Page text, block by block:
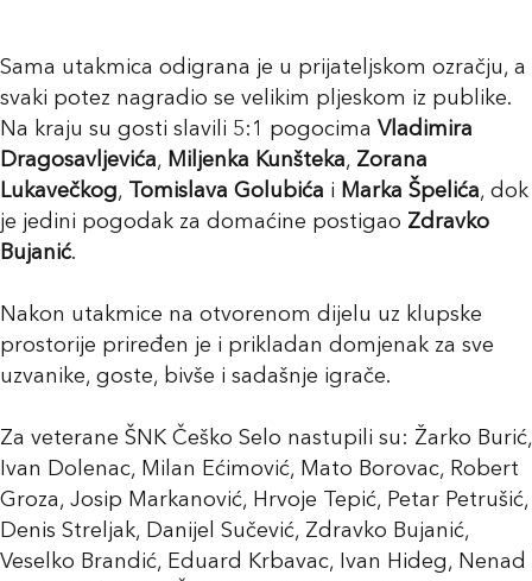
Sama utakmica odigrana je u prijateljskom ozračju, a
svaki potez nagradio se velikim pljeskom iz publike.
Na kraju su gosti slavili 5:1 pogocima Vladimira
Dragosavljevića, Miljenka Kunšteka, Zorana
Lukavečkog, Tomislava Golubića i Marka Špelića, dok
je jedini pogodak za domaćine postigao Zdravko
Bujanić.
Nakon utakmice na otvorenom dijelu uz klupske
prostorije priređen je i prikladan domjenak za sve
uzvanike, goste, bivše i sadašnje igrače.
Za veterane ŠNK Češko Selo nastupili su: Žarko Burić,
Ivan Dolenac, Milan Ećimović, Mato Borovac, Robert
Groza, Josip Markanović, Hrvoje Tepić, Petar Petrušić,
Denis Streljak, Danijel Sučević, Zdravko Bujanić,
Veselko Brandić, Eduard Krbavac, Ivan Hideg, Nenad